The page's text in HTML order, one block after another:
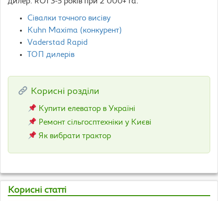
Сівалки точного висіву
Kuhn Maxima (конкурент)
Vaderstad Rapid
ТОП дилерів
Корисні розділи
Купити елеватор в Україні
Ремонт сільгосптехніки у Києві
Як вибрати трактор
Корисні статті